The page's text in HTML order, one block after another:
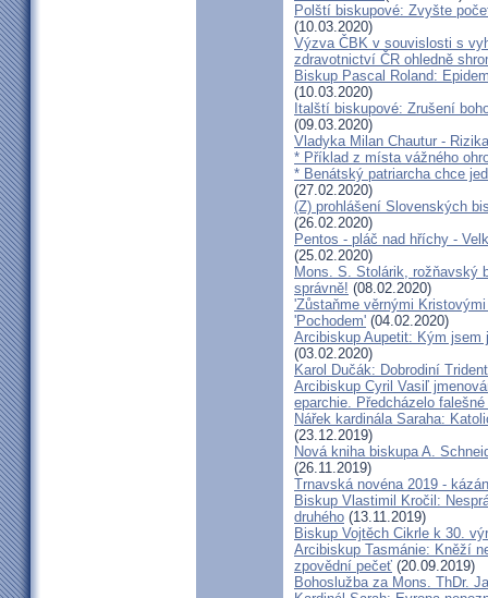
Polští biskupové: Zvyšte
(10.03.2020)
Výzva ČBK v souvislosti s
zdravotnictví ČR ohledně
Biskup Pascal Roland:
(10.03.2020)
Italští biskupové: Zrušení
(09.03.2020)
Vladyka Milan Chautur -
* Příklad z místa vážného
* Benátský patriarcha chce
(27.02.2020)
(Z) prohlášení Slovenských
(26.02.2020)
Pentos - pláč nad hříchy -
(25.02.2020)
Mons. S. Stolárik, rožňavský
správně! (08.02.2020)
'Zůstaňme věrnými
'Pochodem' (04.02.2020)
Arcibiskup Aupetit: Kým jsem
(03.02.2020)
Karol Dučák: Dobrodiní
Arcibiskup Cyril Vasiľ
eparchie. Předcházelo
Nářek kardinála Saraha:
(23.12.2019)
Nová kniha biskupa A.
(26.11.2019)
Trnavská novéna 2019 -
Biskup Vlastimil Kročil:
druhého (13.11.2019)
Biskup Vojtěch Cikrle k 30.
Arcibiskup Tasmánie: Kněží
zpovědní pečeť (20.09.2019)
Bohoslužba za Mons. ThDr.